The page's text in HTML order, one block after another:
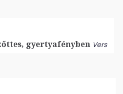
gyertyafényben Vers